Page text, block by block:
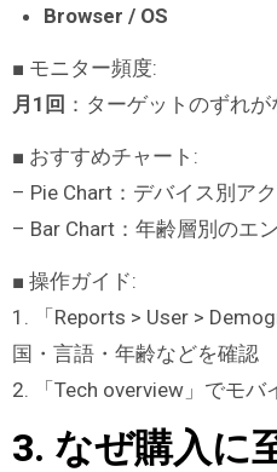
Browser / OS
■ モニター頻度:
月 1 回 ：ターゲットのずれ
■ おすすめチャート:
– Pie Chart：デバイス別ア
– Bar Chart：年齢層別のエ
■ 操作ガイド:
1. 「Reports > User >
国・言語・年齢などを確認
2. 「Tech overview」でモバ
3. なぜ購入に